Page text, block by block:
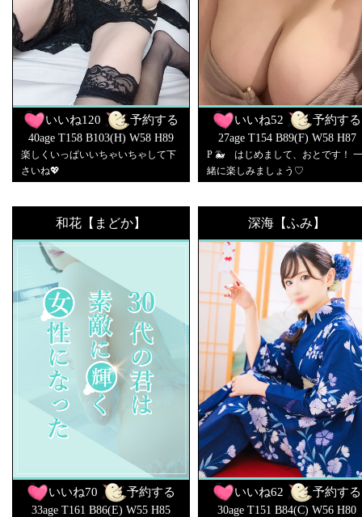
いいね120 予約する
40age T158 B103(H) W58 H89
楽しくいっぱいいちゃいちゃして下
さいね💖
いいね52 予約する
27age T154 B89(F) W58 H87
P 🐳 はじめまして、おとです！ 一
緒に楽しみましょう♡
和花【まどか】
いいね70 予約する
33age T161 B86(E) W55 H85
深海【ふみ】
いいね62 予約する
30age T151 B84(C) W56 H80